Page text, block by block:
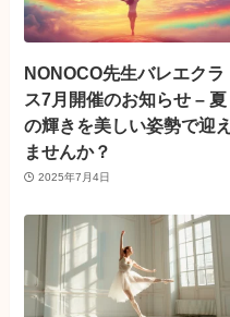
NONOCO先生バレエクラ
ス7月開催のお知らせ – 夏
の輝きを美しい姿勢で迎え
ませんか？
2025年7月4日